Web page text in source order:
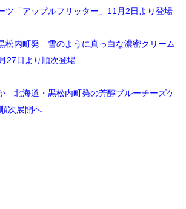
「アップルフリッター」11月2日より登場
松内町発 雪のように真っ白な濃密クリーム
27日より順次登場
北海道・黒松内町発の芳醇ブルーチーズケ
次展開へ